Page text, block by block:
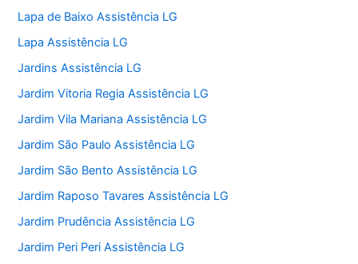
Lapa de Baixo Assistência LG
Lapa Assistência LG
Jardins Assistência LG
Jardim Vitoria Regia Assistência LG
Jardim Vila Mariana Assistência LG
Jardim São Paulo Assistência LG
Jardim São Bento Assistência LG
Jardim Raposo Tavares Assistência LG
Jardim Prudência Assistência LG
Jardim Peri Peri Assistência LG